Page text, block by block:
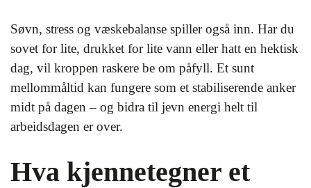
Søvn, stress og væskebalanse spiller også inn. Har du
sovet for lite, drukket for lite vann eller hatt en hektisk
dag, vil kroppen raskere be om påfyll. Et sunt
mellommåltid kan fungere som et stabiliserende anker
midt på dagen – og bidra til jevn energi helt til
arbeidsdagen er over.
Hva kjennetegner et